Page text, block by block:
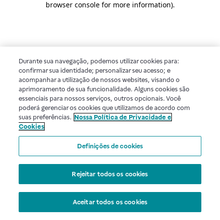
browser console for more information).
Durante sua navegação, podemos utilizar cookies para:
confirmar sua identidade; personalizar seu acesso; e
acompanhar a utilização de nossos websites, visando o
aprimoramento de sua funcionalidade. Alguns cookies são
essenciais para nossos serviços, outros opcionais. Você
poderá gerenciar os cookies que utilizamos de acordo com
suas preferências. Nossa Política de Privacidade e
Cookies
Definições de cookies
Rejeitar todos os cookies
Aceitar todos os cookies